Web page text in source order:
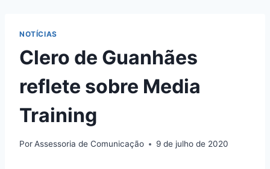
NOTÍCIAS
Clero de Guanhães
reflete sobre Media
Training
PorAssessoria de Comunicação 9 de julho de 2020